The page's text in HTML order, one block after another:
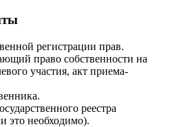
регистрации прав.
право собственности на
участия, акт приема-
реестра
это необходимо).